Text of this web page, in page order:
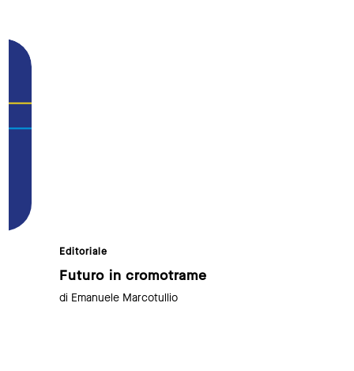
Editoriale
Futuro in cromotrame
di Emanuele Marcotullio